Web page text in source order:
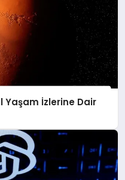
Yaşam İzlerine Dair